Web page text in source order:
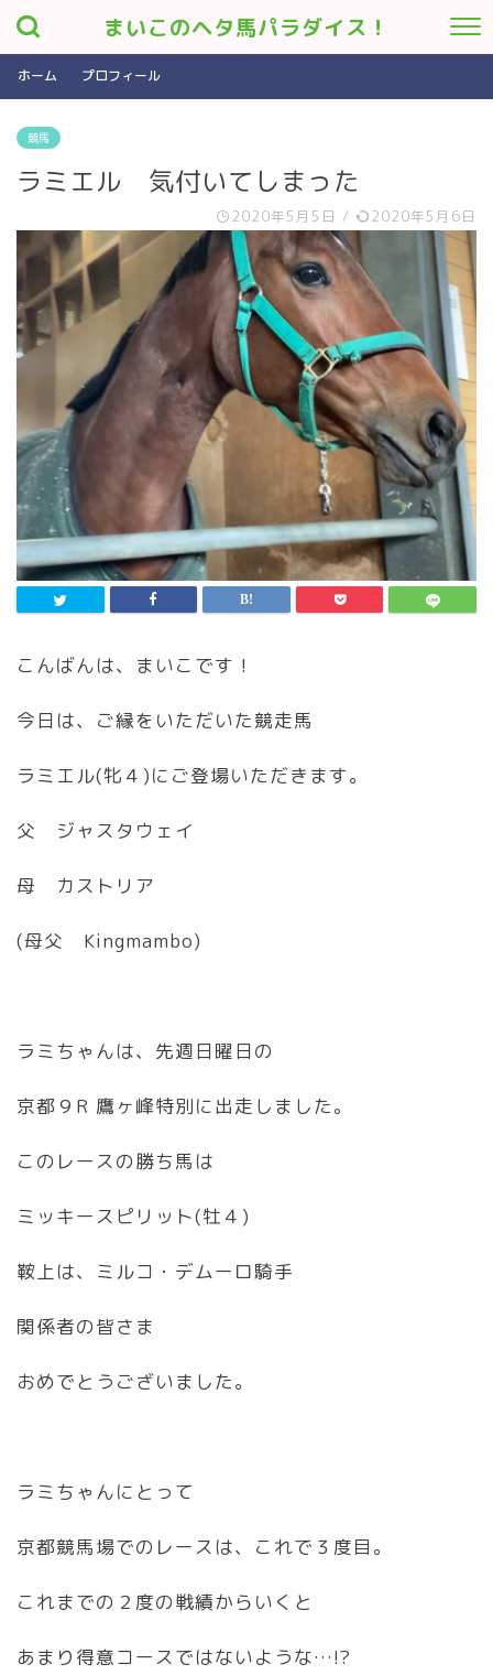
まいこのヘタ馬パラダイス！
ホーム プロフィール
競馬
ラミエル 気付いてしまった
2020年5月5日 / 2020年5月6日
こんばんは、まいこです！
今日は、ご縁をいただいた競走馬
ラミエル(牝４)にご登場いただきます。
父 ジャスタウェイ
母 カストリア
(母父 Kingmambo)
ラミちゃんは、先週日曜日の
京都９R 鷹ヶ峰特別に出走しました。
このレースの勝ち馬は
ミッキースピリット(牡４)
鞍上は、ミルコ・デムーロ騎手
関係者の皆さま
おめでとうございました。
ラミちゃんにとって
京都競馬場でのレースは、これで３度目。
これまでの２度の戦績からいくと
あまり得意コースではないような…!?